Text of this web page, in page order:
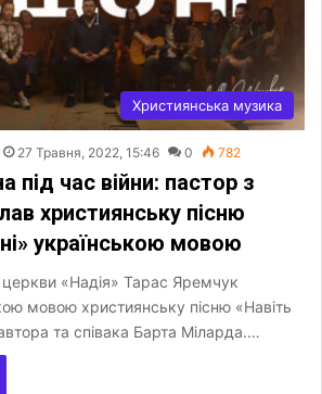
Християнська музика
27 Травня, 2022, 15:46 0 782
під час війни: пастор з
християнську пісню
українською мовою
церкви «Надія» Тарас Яремчук
мовою християнську пісню «Навіть
та співака Барта Міларда.…